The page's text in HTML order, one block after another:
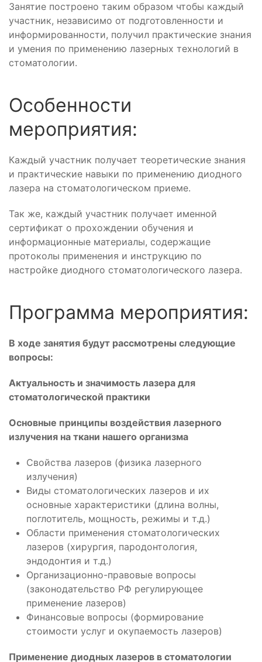
Занятие построено таким образом чтобы каждый
участник, независимо от подготовленности и
информированности, получил практические знания
и умения по применению лазерных технологий в
стоматологии.
Особенности
мероприятия:
Каждый участник получает теоретические знания
и практические навыки по применению диодного
лазера на стоматологическом приеме.
Так же, каждый участник получает именной
сертификат о прохождении обучения и
информационные материалы, содержащие
протоколы применения и инструкцию по
настройке диодного стоматологического лазера.
Программа мероприятия:
В ходе занятия будут рассмотрены следующие
вопросы:
Актуальность и значимость лазера для
стоматологической практики
Основные принципы воздействия лазерного
излучения на ткани нашего организма
Свойства лазеров (физика лазерного
излучения)
Виды стоматологических лазеров и их
основные характеристики (длина волны,
поглотитель, мощность, режимы и т.д.)
Области применения стоматологических
лазеров (хирургия, пародонтология,
эндодонтия и т.д.)
Организационно-правовые вопросы
(законодательство РФ регулирующее
применение лазеров)
Финансовые вопросы (формирование
стоимости услуг и окупаемость лазеров)
Применение диодных лазеров в стоматологии